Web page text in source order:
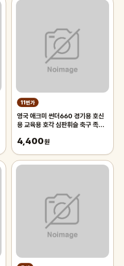
11번가
영국 애크미 썬더660 경기용 호신
용 교육용 호각 심판휘슬 축구 족구
4,400원